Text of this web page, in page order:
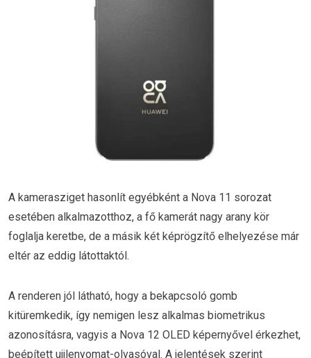
A kamerasziget hasonlít egyébként a Nova 11 sorozat
esetében alkalmazotthoz, a fő kamerát nagy arany kör
foglalja keretbe, de a másik két képrögzítő elhelyezése már
eltér az eddig látottaktól.
A renderen jól látható, hogy a bekapcsoló gomb
kitüremkedik, így nemigen lesz alkalmas biometrikus
azonosításra, vagyis a Nova 12 OLED képernyővel érkezhet,
beépített ujjlenyomat-olvasóval. A jelentések szerint